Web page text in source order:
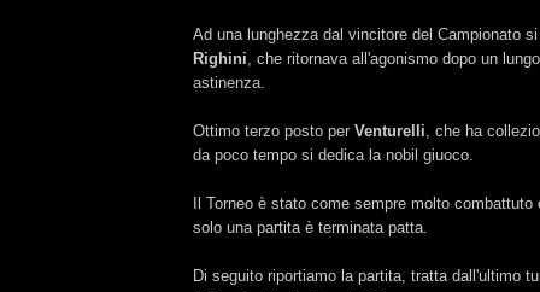
Ad una lunghezza dal vincitore del Campionato
Righini , che ritornava all'agonismo dopo un
astinenza.
Ottimo terzo posto per Venturelli , che ha
da poco tempo si dedica la nobil giuoco.
Il Torneo è stato come sempre molto
solo una partita è terminata patta.
Di seguito riportiamo la partita, tratta dall'ultimo